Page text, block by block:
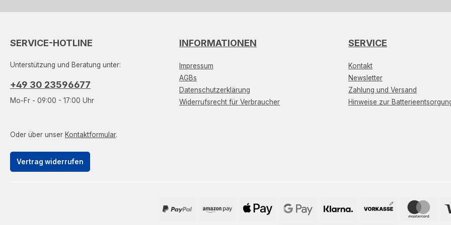
SERVICE-HOTLINE
Unterstützung und Beratung unter:
+49 30 23596677
Mo-Fr - 09:00 - 17:00 Uhr
Oder über unser Kontaktformular.
Vertrag widerrufen
INFORMATIONEN
Impressum
AGBs
Datenschutzerklärung
Widerrufsrecht für Verbraucher
SERVICE
Kontakt
Newsletter
Zahlung und Versand
Hinweise zur